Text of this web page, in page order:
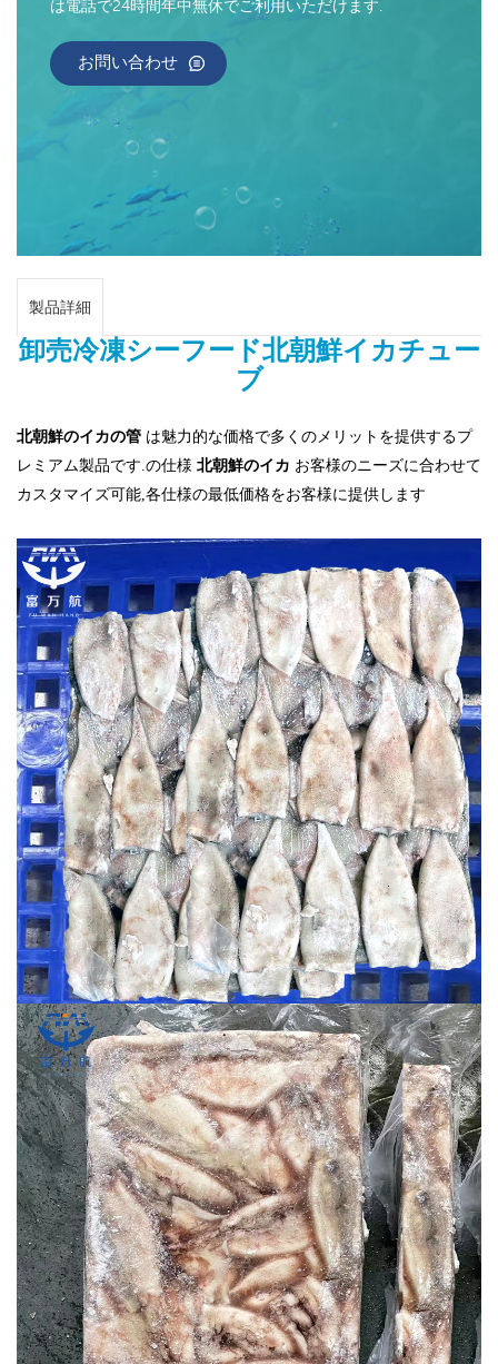
は電話で24時間年中無休でご利用いただけます.
お問い合わせ
製品詳細
卸売冷凍シーフード北朝鮮イカチュー
ブ
北朝鮮のイカの管 は魅力的な価格で多くのメリットを提供するプ
レミアム製品です.の仕様 北朝鮮のイカ お客様のニーズに合わせて
カスタマイズ可能,各仕様の最低価格をお客様に提供します